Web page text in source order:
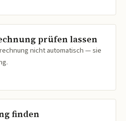
prüfen lassen
nicht automatisch — sie
finden